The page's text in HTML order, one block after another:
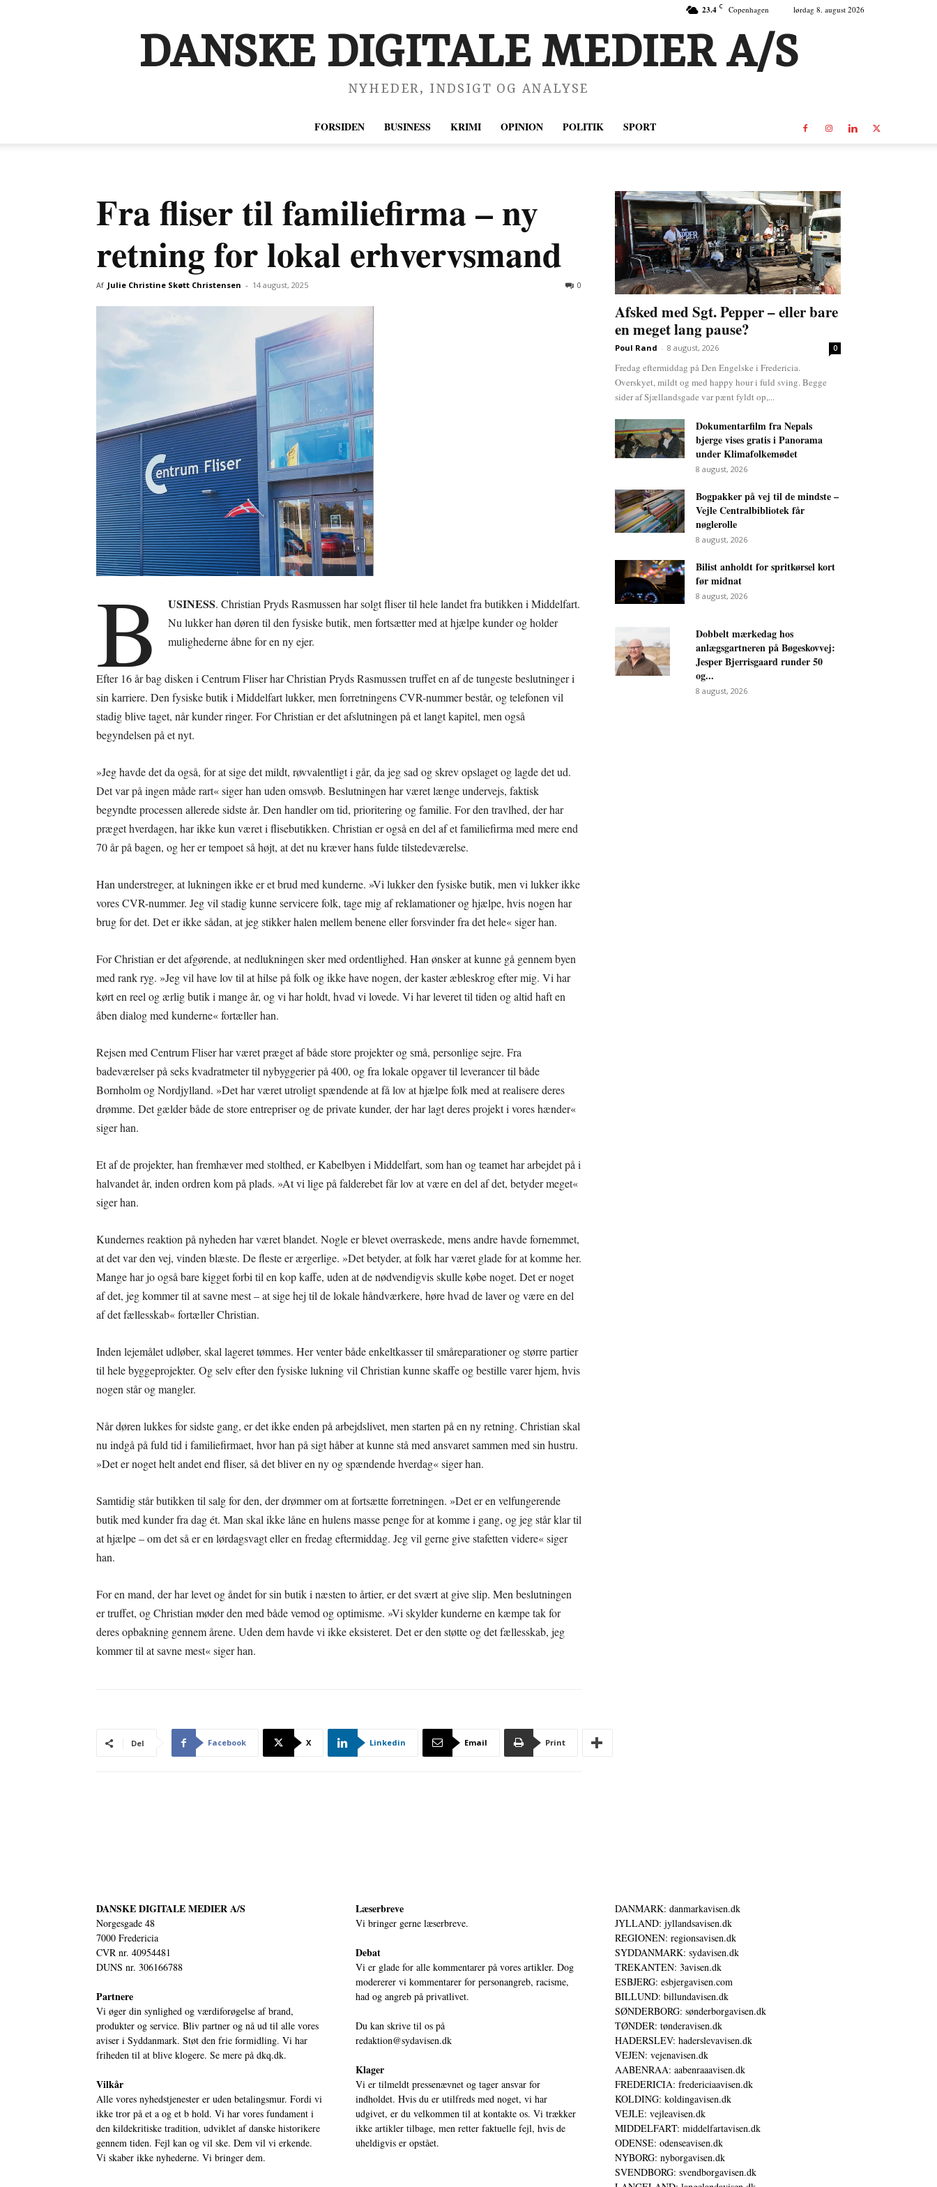
23.4 C Copenhagen lørdag 8. august 2026
DANSKE DIGITALE MEDIER A/S
NYHEDER, INDSIGT OG ANALYSE
FORSIDEN BUSINESS KRIMI OPINION POLITIK SPORT
Fra fliser til familiefirma – ny
retning for lokal erhvervsmand
Af Julie Christine Skøtt Christensen - 14 august, 2025 0
B USINESS. Christian Pryds Rasmussen har solgt fliser til hele landet fra butikken i Middelfart.
Nu lukker han døren til den fysiske butik, men fortsætter med at hjælpe kunder og holder
mulighederne åbne for en ny ejer.
Efter 16 år bag disken i Centrum Fliser har Christian Pryds Rasmussen truffet en af de tungeste beslutninger i
sin karriere. Den fysiske butik i Middelfart lukker, men forretningens CVR-nummer består, og telefonen vil
stadig blive taget, når kunder ringer. For Christian er det afslutningen på et langt kapitel, men også
begyndelsen på et nyt.
»Jeg havde det da også, for at sige det mildt, røvvalentligt i går, da jeg sad og skrev opslaget og lagde det ud.
Det var på ingen måde rart« siger han uden omsvøb. Beslutningen har været længe undervejs, faktisk
begyndte processen allerede sidste år. Den handler om tid, prioritering og familie. For den travlhed, der har
præget hverdagen, har ikke kun været i flisebutikken. Christian er også en del af et familiefirma med mere end
70 år på bagen, og her er tempoet så højt, at det nu kræver hans fulde tilstedeværelse.
Han understreger, at lukningen ikke er et brud med kunderne. »Vi lukker den fysiske butik, men vi lukker ikke
vores CVR-nummer. Jeg vil stadig kunne servicere folk, tage mig af reklamationer og hjælpe, hvis nogen har
brug for det. Det er ikke sådan, at jeg stikker halen mellem benene eller forsvinder fra det hele« siger han.
For Christian er det afgørende, at nedlukningen sker med ordentlighed. Han ønsker at kunne gå gennem byen
med rank ryg. »Jeg vil have lov til at hilse på folk og ikke have nogen, der kaster æbleskrog efter mig. Vi har
kørt en reel og ærlig butik i mange år, og vi har holdt, hvad vi lovede. Vi har leveret til tiden og altid haft en
åben dialog med kunderne« fortæller han.
Rejsen med Centrum Fliser har været præget af både store projekter og små, personlige sejre. Fra
badeværelser på seks kvadratmeter til nybyggerier på 400, og fra lokale opgaver til leverancer til både
Bornholm og Nordjylland. »Det har været utroligt spændende at få lov at hjælpe folk med at realisere deres
drømme. Det gælder både de store entrepriser og de private kunder, der har lagt deres projekt i vores hænder«
siger han.
Et af de projekter, han fremhæver med stolthed, er Kabelbyen i Middelfart, som han og teamet har arbejdet på i
halvandet år, inden ordren kom på plads. »At vi lige på falderebet får lov at være en del af det, betyder meget«
siger han.
Kundernes reaktion på nyheden har været blandet. Nogle er blevet overraskede, mens andre havde fornemmet,
at det var den vej, vinden blæste. De fleste er ærgerlige. »Det betyder, at folk har været glade for at komme her.
Mange har jo også bare kigget forbi til en kop kaffe, uden at de nødvendigvis skulle købe noget. Det er noget
af det, jeg kommer til at savne mest – at sige hej til de lokale håndværkere, høre hvad de laver og være en del
af det fællesskab« fortæller Christian.
Inden lejemålet udløber, skal lageret tømmes. Her venter både enkeltkasser til småreparationer og større partier
til hele byggeprojekter. Og selv efter den fysiske lukning vil Christian kunne skaffe og bestille varer hjem, hvis
nogen står og mangler.
Når døren lukkes for sidste gang, er det ikke enden på arbejdslivet, men starten på en ny retning. Christian skal
nu indgå på fuld tid i familiefirmaet, hvor han på sigt håber at kunne stå med ansvaret sammen med sin hustru.
»Det er noget helt andet end fliser, så det bliver en ny og spændende hverdag« siger han.
Samtidig står butikken til salg for den, der drømmer om at fortsætte forretningen. »Det er en velfungerende
butik med kunder fra dag ét. Man skal ikke låne en hulens masse penge for at komme i gang, og jeg står klar til
at hjælpe – om det så er en lørdagsvagt eller en fredag eftermiddag. Jeg vil gerne give stafetten videre« siger
han.
For en mand, der har levet og åndet for sin butik i næsten to årtier, er det svært at give slip. Men beslutningen
er truffet, og Christian møder den med både vemod og optimisme. »Vi skylder kunderne en kæmpe tak for
deres opbakning gennem årene. Uden dem havde vi ikke eksisteret. Det er den støtte og det fællesskab, jeg
kommer til at savne mest« siger han.
Del Facebook X Linkedin Email Print
Afsked med Sgt. Pepper – eller bare
en meget lang pause?
Poul Rand - 8 august, 2026 0
Fredag eftermiddag på Den Engelske i Fredericia.
Overskyet, mildt og med happy hour i fuld sving. Begge
sider af Sjællandsgade var pænt fyldt op,...
Dokumentarfilm fra Nepals
bjerge vises gratis i Panorama
under Klimafolkemødet
8 august, 2026
Bogpakker på vej til de mindste –
Vejle Centralbibliotek får
nøglerolle
8 august, 2026
Bilist anholdt for spritkørsel kort
før midnat
8 august, 2026
Dobbelt mærkedag hos
anlægsgartneren på Bøgeskovvej:
Jesper Bjerrisgaard runder 50
og...
8 august, 2026
DANSKE DIGITALE MEDIER A/S
Norgesgade 48
7000 Fredericia
CVR nr. 40954481
DUNS nr. 306166788
Partnere
Vi øger din synlighed og værdiforøgelse af brand,
produkter og service. Bliv partner og nå ud til alle vores
aviser i Syddanmark. Støt den frie formidling. Vi har
friheden til at blive klogere. Se mere på dkq.dk.
Vilkår
Alle vores nyhedstjenester er uden betalingsmur. Fordi vi
ikke tror på et a og et b hold. Vi har vores fundament i
den kildekritiske tradition, udviklet af danske historikere
gennem tiden. Fejl kan og vil ske. Dem vil vi erkende.
Vi skaber ikke nyhederne. Vi bringer dem.
Læserbreve
Vi bringer gerne læserbreve.
Debat
Vi er glade for alle kommentarer på vores artikler. Dog
modererer vi kommentarer for personangreb, racisme,
had og angreb på privatlivet.
Du kan skrive til os på
redaktion@sydavisen.dk
Klager
Vi er tilmeldt pressenævnet og tager ansvar for
indholdet. Hvis du er utilfreds med noget, vi har
udgivet, er du velkommen til at kontakte os. Vi trækker
ikke artikler tilbage, men retter faktuelle fejl, hvis de
uheldigvis er opstået.
DANMARK: danmarkavisen.dk
JYLLAND: jyllandsavisen.dk
REGIONEN: regionsavisen.dk
SYDDANMARK: sydavisen.dk
TREKANTEN: 3avisen.dk
ESBJERG: esbjergavisen.com
BILLUND: billundavisen.dk
SØNDERBORG: sønderborgavisen.dk
TØNDER: tønderavisen.dk
HADERSLEV: haderslevavisen.dk
VEJEN: vejenavisen.dk
AABENRAA: aabenraaavisen.dk
FREDERICIA: fredericiaavisen.dk
KOLDING: koldingavisen.dk
VEJLE: vejleavisen.dk
MIDDELFART: middelfartavisen.dk
ODENSE: odenseavisen.dk
NYBORG: nyborgavisen.dk
SVENDBORG: svendborgavisen.dk